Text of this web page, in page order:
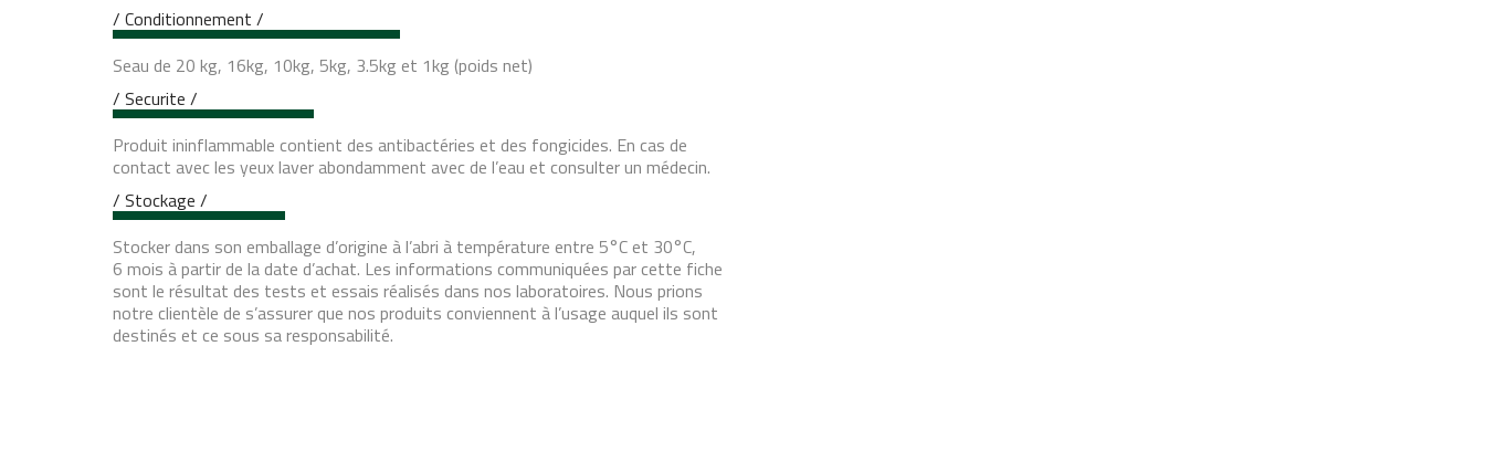
/ Conditionnement /
Seau de 20 kg, 16kg, 10kg, 5kg, 3.5kg et 1kg (poids net)
/ Securite /
Produit ininflammable contient des antibactéries et des fongicides. En cas de
contact avec les yeux laver abondamment avec de l’eau et consulter un médecin.
/ Stockage /
Stocker dans son emballage d’origine à l’abri à température entre 5°C et 30°C,
6 mois à partir de la date d’achat. Les informations communiquées par cette fiche
sont le résultat des tests et essais réalisés dans nos laboratoires. Nous prions
notre clientèle de s’assurer que nos produits conviennent à l’usage auquel ils sont
destinés et ce sous sa responsabilité.